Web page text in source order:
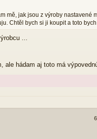
mě, jak jsou z výroby nastavené
Chtěl bych si ji koupit a toto
...
ale hádam aj toto má